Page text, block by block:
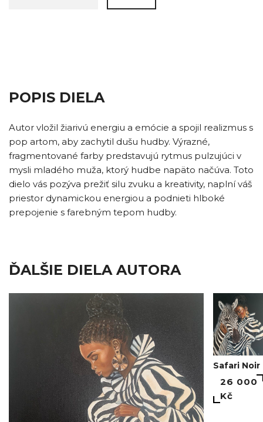
POPIS DIELA
Autor vložil žiarivú energiu a emócie a spojil realizmus s
pop artom, aby zachytil dušu hudby. Výrazné,
fragmentované farby predstavujú rytmus pulzujúci v
mysli mladého muža, ktorý hudbe napäto načúva. Toto
dielo vás pozýva prežiť silu zvuku a kreativity, naplní váš
priestor dynamickou energiou a podnieti hlboké
prepojenie s farebným tepom hudby.
ĎALŠIE DIELA AUTORA
Safari Noir
26 000
Kč